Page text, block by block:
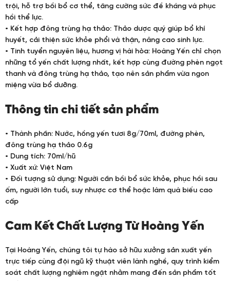
trội, hỗ trợ bồi bổ cơ thể, tăng cường sức đề kháng và phục
hồi thể lực.
• Kết hợp đông trùng hạ thảo: Thảo dược quý giúp bổ khí
huyết, cải thiện sức khỏe phổi và thận, nâng cao sinh lực.
• Tinh tuyển nguyên liệu, hương vị hài hòa: Hoàng Yến chỉ chọn
những tổ yến chất lượng nhất, kết hợp cùng đường phèn ngọt
thanh và đông trùng hạ thảo, tạo nên sản phẩm vừa ngon
miệng vừa bổ dưỡng.
Thông tin chi tiết sản phẩm
• Thành phần: Nước, hồng yến tươi 8g/70ml, đường phèn,
đông trùng hạ thảo 0.6g
• Dung tích: 70ml/hũ
• Xuất xứ: Việt Nam
• Đối tượng sử dụng: Người cần bồi bổ sức khỏe, phục hồi sau
ốm, người lớn tuổi, suy nhược cơ thể hoặc làm quà biếu cao
cấp
Cam Kết Chất Lượng Từ Hoàng Yến
Tại Hoàng Yến, chúng tôi tự hào sở hữu xưởng sản xuất yến
trực tiếp cùng đội ngũ kỹ thuật viên lành nghề, quy trình kiểm
soát chất lượng nghiêm ngặt nhằm mang đến sản phẩm tốt